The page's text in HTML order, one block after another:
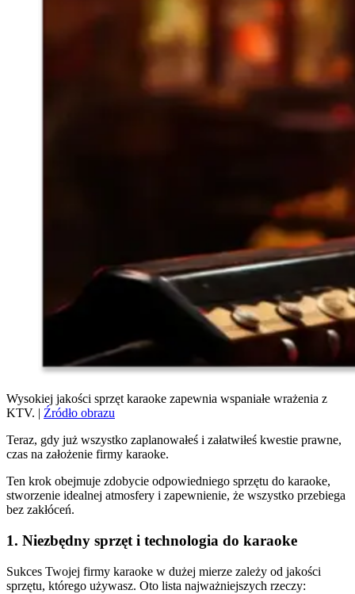
Wysokiej jakości sprzęt karaoke zapewnia wspaniałe wrażenia z
KTV. | Źródło obrazu
Teraz, gdy już wszystko zaplanowałeś i załatwiłeś kwestie prawne,
czas na założenie firmy karaoke.
Ten krok obejmuje zdobycie odpowiedniego sprzętu do karaoke,
stworzenie idealnej atmosfery i zapewnienie, że wszystko przebiega
bez zakłóceń.
1. Niezbędny sprzęt i technologia do karaoke
Sukces Twojej firmy karaoke w dużej mierze zależy od jakości
sprzętu, którego używasz. Oto lista najważniejszych rzeczy: